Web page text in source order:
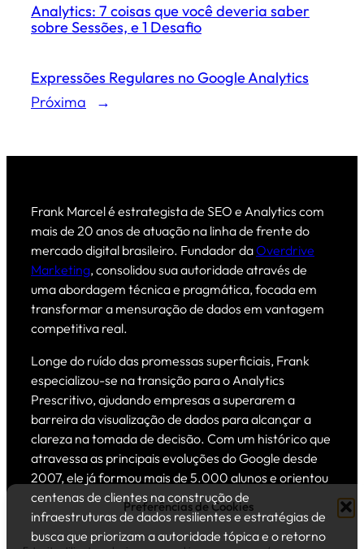
Preferências de Cookies
Analytics: 7 coisas que você deveria saber
sobre Sessões, e 1 Desafio
Expressões Regulares no Google Analytics
Próxima
→
Frank Marcel é estrategista de SEO e Analytics com
mais de 20 anos de atuação na linha de frente do
mercado digital brasileiro. Fundador daOverdrive
Marketing, consolidou sua autoridade através de
uma abordagem técnica e pragmática, focada em
transformar a mensuração de dados em vantagem
competitiva real.
Longe do ruído das promessas superficiais, Frank
especializou-se na transição para o Analytics
Prescritivo, ajudando empresas a superarem a
barreira da visualização de dados para alcançar a
clareza na tomada de decisão. Com um histórico que
atravessa as principais evoluções do Google desde
2007, ele já formou mais de 5.000 alunos e orientou
centenas de clientes na construção de
infraestruturas de dados resilientes e estratégias de
busca que priorizam a autoridade tópica e o retorno